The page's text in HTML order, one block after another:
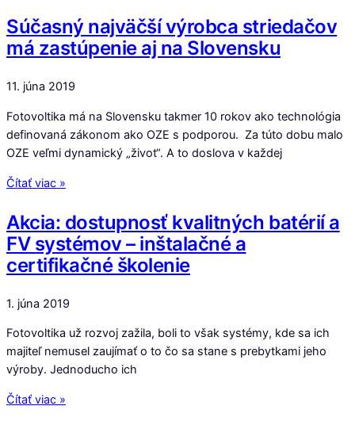
Súčasný najväčší výrobca striedačov
má zastúpenie aj na Slovensku
11. júna 2019
Fotovoltika má na Slovensku takmer 10 rokov ako technológia
definovaná zákonom ako OZE s podporou. Za túto dobu malo
OZE veľmi dynamický „život“. A to doslova v každej
Čítať viac »
Akcia: dostupnosť kvalitných batérií a
FV systémov – inštalačné a
certifikačné školenie
1. júna 2019
Fotovoltika už rozvoj zažila, boli to však systémy, kde sa ich
majiteľ nemusel zaujímať o to čo sa stane s prebytkami jeho
výroby. Jednoducho ich
Čítať viac »